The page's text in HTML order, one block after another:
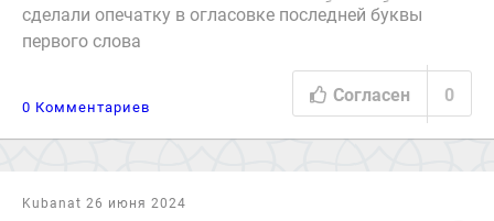
сделали опечатку в огласовке последней буквы
первого слова
0 Комментариев
Согласен 0
Kubanat 26 июня 2024